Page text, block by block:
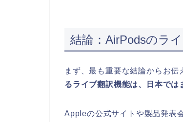
結論：AirPodsのラ
まず、最も重要な結論からお伝
るライブ翻訳機能は、日本では
Appleの公式サイトや製品発表